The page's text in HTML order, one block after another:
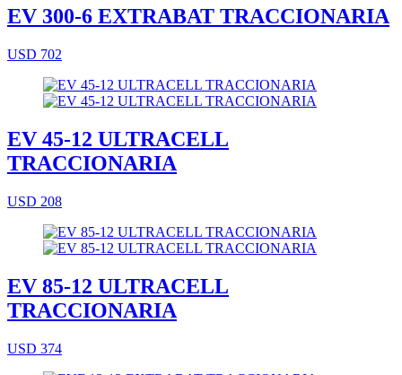
EV 300-6 EXTRABAT TRACCIONARIA
USD 702
EV 45-12 ULTRACELL
TRACCIONARIA
USD 208
EV 85-12 ULTRACELL
TRACCIONARIA
USD 374